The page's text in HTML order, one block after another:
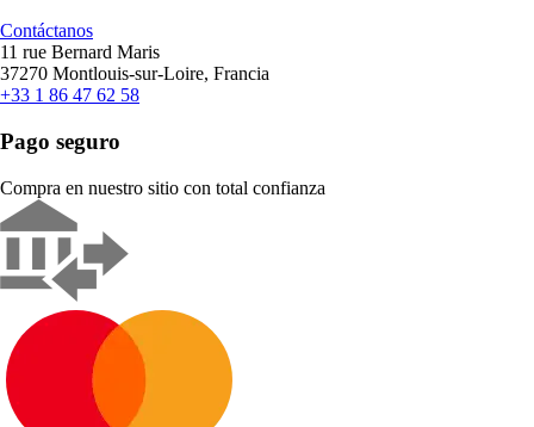
Contáctanos
11 rue Bernard Maris
37270 Montlouis-sur-Loire, Francia
+33 1 86 47 62 58
Pago seguro
Compra en nuestro sitio con total confianza